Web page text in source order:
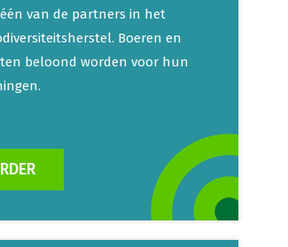
van de partners in het
Boeren en
beloond worden voor hun